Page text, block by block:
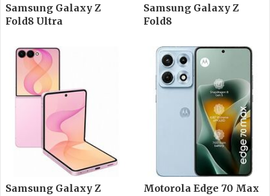
Samsung Galaxy Z
Fold8 Ultra
Samsung Galaxy Z
Fold8
Samsung Galaxy Z
Motorola Edge 70 Max